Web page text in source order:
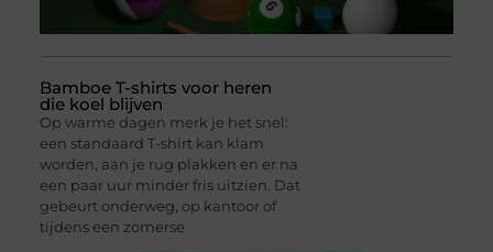
Bamboe T-shirts voor heren
die koel blijven
Op warme dagen merk je het snel:
een standaard T-shirt kan klam
worden, aan je rug plakken en er na
een paar uur minder fris uitzien. Dat
gebeurt onderweg, op kantoor of
tijdens een zomerse